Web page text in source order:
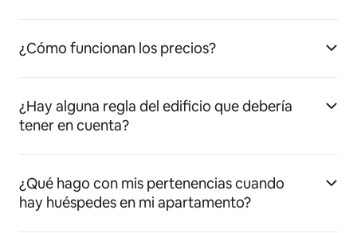
¿Cómo funcionan los precios?
¿Hay alguna regla del edificio que debería
tener en cuenta?
¿Qué hago con mis pertenencias cuando
hay huéspedes en mi apartamento?